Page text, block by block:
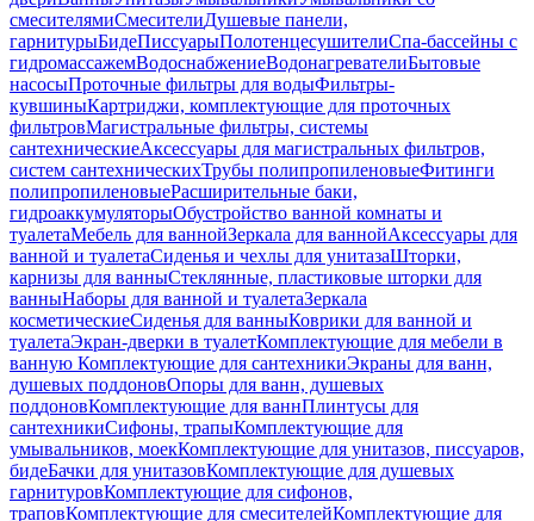
смесителямиСмесителиДушевые панели,
гарнитурыБидеПиссуарыПолотенцесушителиСпа-бассейны с
гидромассажемВодоснабжениеВодонагревателиБытовые
насосыПроточные фильтры для водыФильтры-
кувшиныКартриджи, комплектующие для проточных
фильтровМагистральные фильтры, системы
сантехническиеАксессуары для магистральных фильтров,
систем сантехническихТрубы полипропиленовыеФитинги
полипропиленовыеРасширительные баки,
гидроаккумуляторыОбустройство ванной комнаты и
туалетаМебель для ваннойЗеркала для ваннойАксессуары для
ванной и туалетаСиденья и чехлы для унитазаШторки,
карнизы для ванныСтеклянные, пластиковые шторки для
ванныНаборы для ванной и туалетаЗеркала
косметическиеСиденья для ванныКоврики для ванной и
туалетаЭкран-дверки в туалетКомплектующие для мебели в
ванную Комплектующие для сантехникиЭкраны для ванн,
душевых поддоновОпоры для ванн, душевых
поддоновКомплектующие для ваннПлинтусы для
сантехникиСифоны, трапыКомплектующие для
умывальников, моекКомплектующие для унитазов, писсуаров,
бидеБачки для унитазовКомплектующие для душевых
гарнитуровКомплектующие для сифонов,
траповКомплектующие для смесителейКомплектующие для